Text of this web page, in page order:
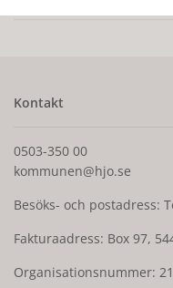
Kontakt
0503-350 00
kommunen@hjo.se
Besöks- och postadress:
Fakturaadress: Box 97,
Organisationsnummer: